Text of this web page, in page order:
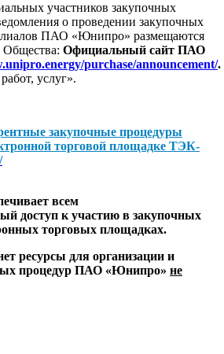
участников закупочных
о проведении закупочных
ПАО «Юнипро» размещаются
Общества: Официальный сайт ПАО
purchase/announcement/.
услуг».
закупочные процедуры
торговой площадке ТЭК-
всем
доступ к участию в закупочных
торговых площадках.
ресурсы для организации и
процедур ПАО «Юнипро» не